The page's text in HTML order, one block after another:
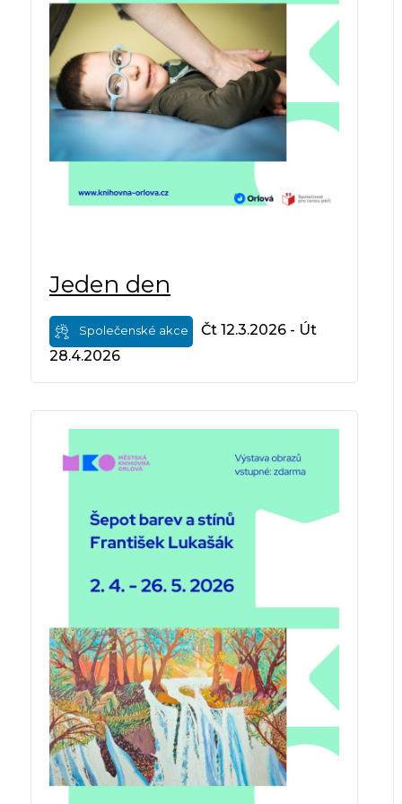
Jeden den
Společenské akce
Čt 12.3.2026 - Út
28.4.2026